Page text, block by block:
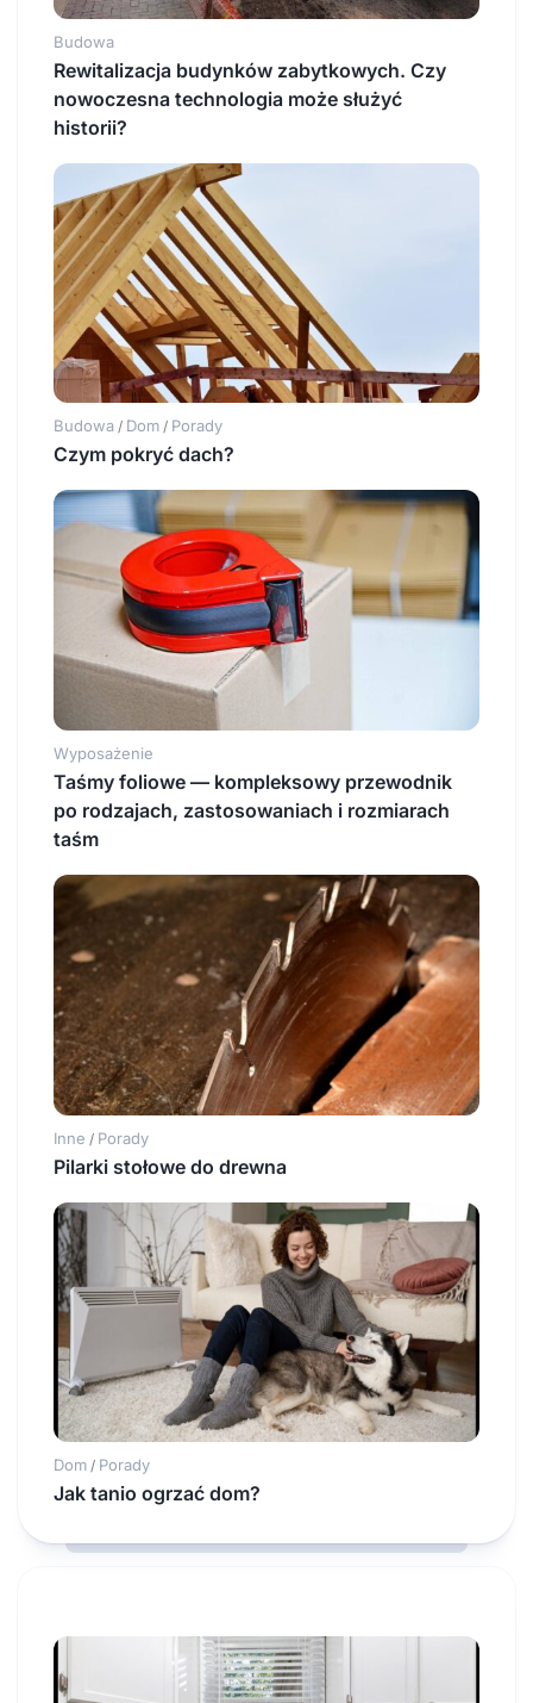
Budowa
Rewitalizacja budynków zabytkowych. Czy
nowoczesna technologia może służyć
historii?
Budowa / Dom / Porady
Czym pokryć dach?
Wyposażenie
Taśmy foliowe — kompleksowy przewodnik
po rodzajach, zastosowaniach i rozmiarach
taśm
Inne / Porady
Pilarki stołowe do drewna
Dom / Porady
Jak tanio ogrzać dom?